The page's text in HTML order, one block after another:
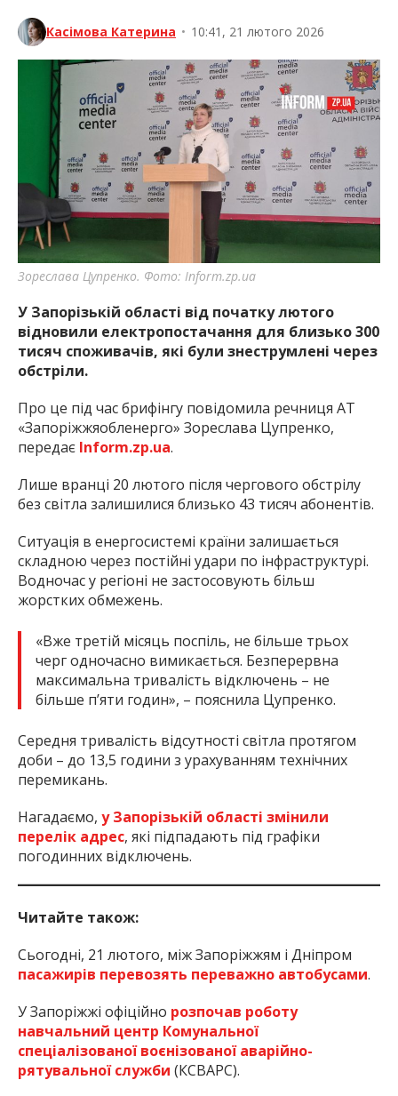
Касімова Катерина • 10:41, 21 лютого 2026
Зореслава Цупренко. Фото: Inform.zp.ua
У Запорізькій області від початку лютого
відновили електропостачання для близько 300
тисяч споживачів, які були знеструмлені через
обстріли.
Про це під час брифінгу повідомила речниця АТ
«Запоріжжяобленерго» Зореслава Цупренко,
передає Inform.zp.ua.
Лише вранці 20 лютого після чергового обстрілу
без світла залишилися близько 43 тисяч абонентів.
Ситуація в енергосистемі країни залишається
складною через постійні удари по інфраструктурі.
Водночас у регіоні не застосовують більш
жорстких обмежень.
«Вже третій місяць поспіль, не більше трьох
черг одночасно вимикається. Безперервна
максимальна тривалість відключень – не
більше п’яти годин», – пояснила Цупренко.
Середня тривалість відсутності світла протягом
доби – до 13,5 години з урахуванням технічних
перемикань.
Нагадаємо, у Запорізькій області змінили
перелік адрес, які підпадають під графіки
погодинних відключень.
Читайте також:
Сьогодні, 21 лютого, між Запоріжжям і Дніпром
пасажирів перевозять переважно автобусами.
У Запоріжжі офіційно розпочав роботу
навчальний центр Комунальної
спеціалізованої воєнізованої аварійно-
рятувальної служби (КСВАРС).